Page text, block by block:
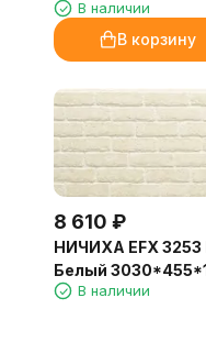
В наличии
В корзину
8 610 ₽
НИЧИХА EFX 3253
Белый
В наличии